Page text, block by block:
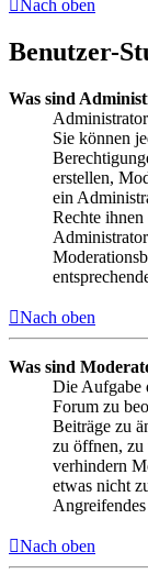
Nach oben
Benutzer-
Was sind
Sie können
erstellen,
ein
Rechte
Nach oben
Was sind
Die Aufgabe
Forum zu
Beiträge zu
zu öffnen, zu
verhindern
etwas nicht
Nach oben